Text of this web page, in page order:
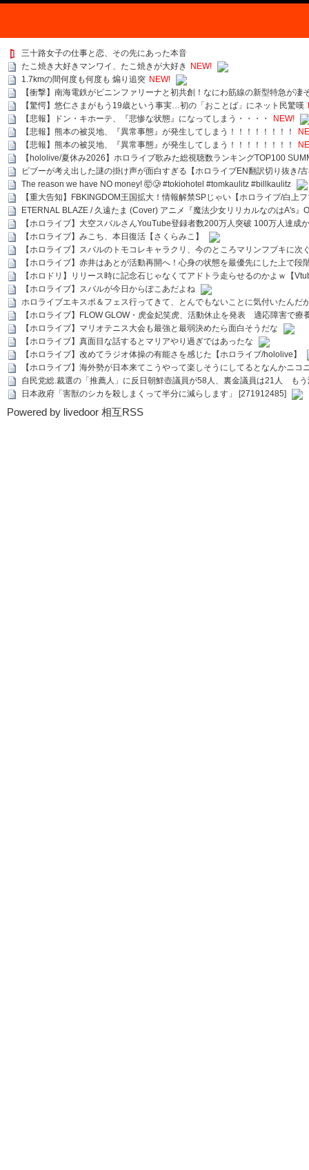
三十路女子の仕事と恋、その先にあった本音
たこ焼き大好きマンワイ、たこ焼きが大好き
NEW!
1.7kmの間何度も何度も 煽り追突 NEW!
【衝撃】南海電鉄がピニンファリーナと初共創！なにわ筋線の新型特急が凄
【驚愕】悠仁さまがもう19歳という事実…初の「おことば」にネット民驚嘆
【悲報】ドン・キホーテ、『悲惨な状態』になってしまう・・・・
NEW!
【悲報】熊本の被災地、『異常事態』が発生してしまう！！！！！！！！
【悲報】熊本の被災地、『異常事態』が発生してしまう！！！！！！！！
【hololive/夏休み2026】ホロライブ歌みた総視聴数ランキングTOP100
ビブーが考え出した謎の掛け声が面白すぎる【ホロライブEN翻訳切り抜き/
The reason we have NO money! 🤯🥲 #tokiohotel #tomkaulitz #billkaulitz
【重大告知】FBKINGDOM王国拡大！情報解禁SPじゃい【ホロライブ/白上
ETERNAL BLAZE / 久遠たま (Cover) アニメ『魔法少女リリカルなのはA's』
【ホロライブ】大空スバルさんYouTube登録者数200万人突破 100万人達成
【ホロライブ】みこち、本日復活【さくらみこ】
【ホロライブ】スバルのトモコレキャラクリ、今のところマリンフブキに
【ホロライブ】赤井はあとが活動再開へ！心身の状態を最優先にした上で段
【ホロドリ】リリース時に記念石じゃなくてアドトラ走らせるのかよｗ【
【ホロライブ】スバルが今日からぽこあだよね
ホロライブエキスポ＆フェス行ってきて、とんでもないことに気付いたんだ
【ホロライブ】FLOW GLOW・虎金妃笑虎、活動休止を発表 適応障害で療
【ホロライブ】マリオテニス大会も最強と最弱決めたら面白そうだな
【ホロライブ】真面目な話するとマリアやり過ぎではあったな
【ホロライブ】改めてラジオ体操の有能さを感じた【ホロライブ/hololive】
【ホロライブ】海外勢が日本来てこうやって楽しそうにしてるとなんかニコ
自民党総.裁選の「推薦人」に反日朝鮮壺議員が58人、裏金議員は21人 も
日本政府「害獣のシカを殺しまくって半分に減らします」 [271912485]
Powered by livedoor 相互RSS